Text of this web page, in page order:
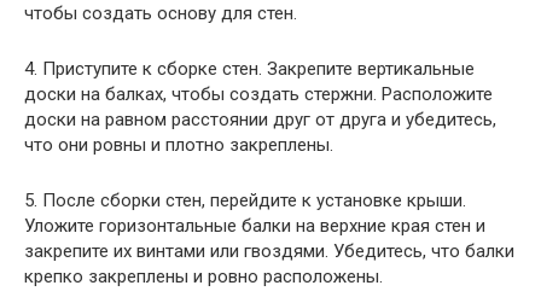
чтобы создать основу для стен.
4. Приступите к сборке стен. Закрепите вертикальные
доски на балках, чтобы создать стержни. Расположите
доски на равном расстоянии друг от друга и убедитесь,
что они ровны и плотно закреплены.
5. После сборки стен, перейдите к установке крыши.
Уложите горизонтальные балки на верхние края стен и
закрепите их винтами или гвоздями. Убедитесь, что балки
крепко закреплены и ровно расположены.